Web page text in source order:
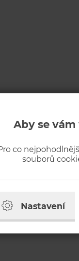
Aby se
co
souborů
Nastavení